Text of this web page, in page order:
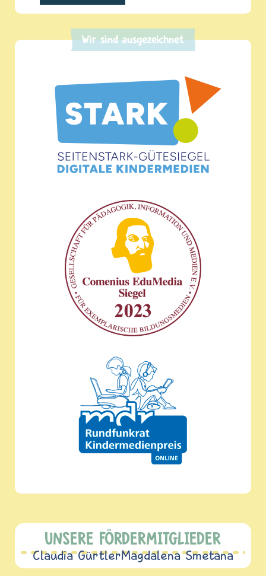
Wir sind ausgezeichnet
UNSERE FÖRDERMITGLIEDER
Claudia GürtlerMagdalena Smetana